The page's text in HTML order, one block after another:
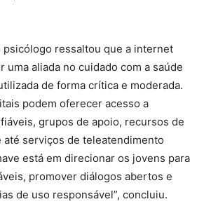
psicólogo ressaltou que a internet
uma aliada no cuidado com a saúde
de forma crítica e moderada.
podem oferecer acesso a
grupos de apoio, recursos de
até serviços de teleatendimento
está em direcionar os jovens para
promover diálogos abertos e
de uso responsável”, concluiu.